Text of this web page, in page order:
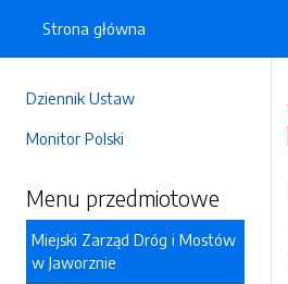
Dziennik Ustaw
Monitor Polski
Menu przedmiotowe
Miejski Zarząd Dróg i Mostów
w Jaworznie
Strona główna